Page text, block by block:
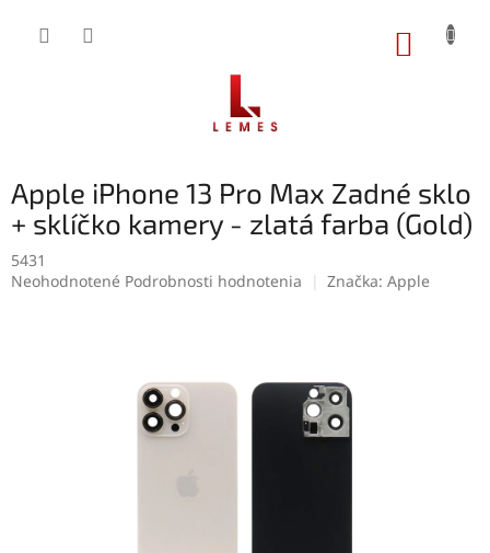
Apple iPhone 13 Pro Max Zadné sklo
+ sklíčko kamery - zlatá farba (Gold)
5431
Priemerné
Neohodnotené Podrobnosti hodnotenia Značka: Apple